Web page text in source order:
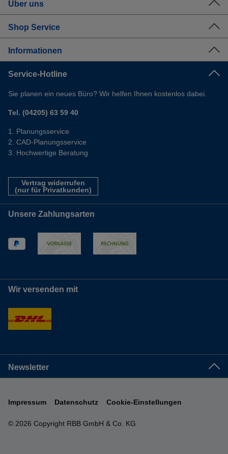
Über uns
Shop Service
Informationen
Service-Hotline
Sie planen ein neues Büro? Wir helfen Ihnen kostenlos dabei.
Tel. (04205) 63 59 40
Planungsservice
CAD-Planungsservice
Hochwertige Beratung
Vertrag widerrufen
(nur für Privatkunden)
Unsere Zahlungsarten
Wir versenden mit
Newsletter
© 2026 Copyright RBB GmbH & Co. KG
Impressum Datenschutz Cookie-Einstellungen